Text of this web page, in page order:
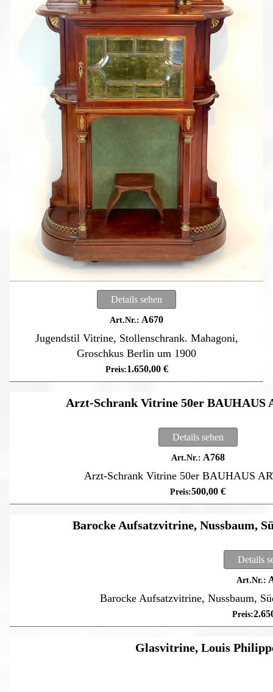
Details sehen
A670
Jugendstil Vitrine, Stollenschrank. Mahagoni,
Groschkus Berlin um 1900
1.650,00 €
Arzt-Schrank Vitrine 50er BAUHAUS
Details sehen
A768
Arzt-Schrank Vitrine 50er BAUHAUS
500,00 €
Barocke Aufsatzvitrine, Nussbaum,
Details
Barocke Aufsatzvitrine, Nussbaum,
Glasvitrine, Louis